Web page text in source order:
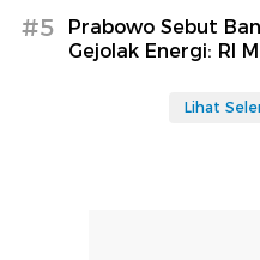
#5
Prabowo Sebut
Gejolak Energi: RI
Lihat